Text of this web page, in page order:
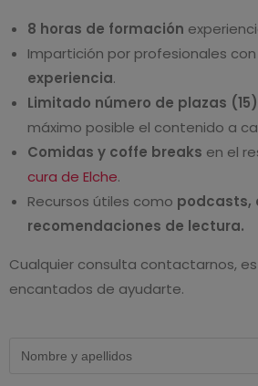
8 horas de formación
Impartición por profesionales con
experiencia.
Limitado número de plazas (15)
máximo posible el contenido a
Comidas y coffe breaks en el
cura de Elche.
Recursos útiles como podcasts,
recomendaciones de lectura.
Cualquier consulta contactarnos,
encantados de ayudarte.